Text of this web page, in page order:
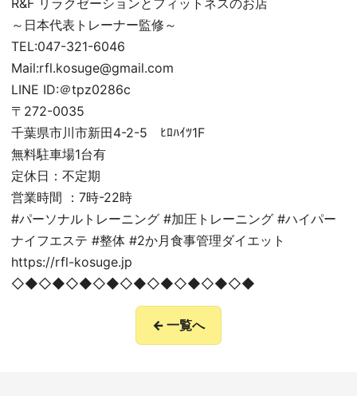
R&F リラクゼーションとフィットネスのお店
～日本代表トレーナー監修～
TEL:047-321-6046
Mail:rfl.kosuge@gmail.com
LINE ID:＠tpz0286c
〒272-0035
千葉県市川市新田4-2-5 ﾋﾛﾊｲﾂ1F
無料駐車場1台有
定休日：不定期
営業時間 ：7時-22時
#パーソナルトレーニング #加圧トレーニング #ハイパー
ナイフエステ #整体 #2か月食事管理ダイエット
https://rfl-kosuge.jp
◇◆◇◆◇◆◇◆◇◆◇◆◇◆◇◆◇◆
← 一覧へ